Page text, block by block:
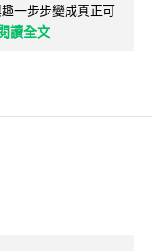
一步步變成真正可
讀全文